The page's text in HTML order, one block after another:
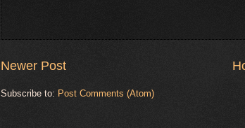
Newer Post
Subscribe to: Post Comments (Atom)